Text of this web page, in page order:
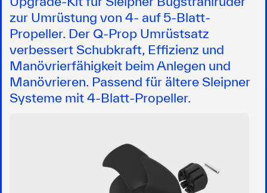
zur Umrüstung von 4- auf 5-Blatt-
Propeller. Der Q-Prop Umrüstsatz
verbessert Schubkraft, Effizienz und
Manövrierfähigkeit beim Anlegen und
Manövrieren. Passend für ältere Sleipner
Systeme mit 4-Blatt-Propeller.